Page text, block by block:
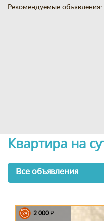
Рекомендуемые объявления:
Квартира на
Все объявления
2 000 P